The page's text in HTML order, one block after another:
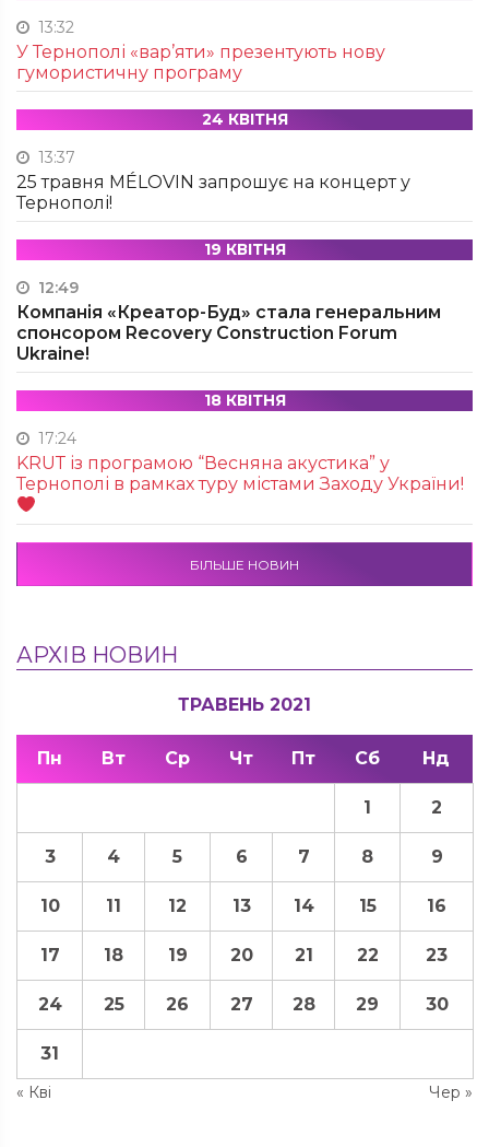
13:32
У Тернополі «вар’яти» презентують нову
гумористичну програму
24 КВІТНЯ
13:37
25 травня MÉLOVIN запрошує на концерт у
Тернополі!
19 КВІТНЯ
12:49
Компанія «Креатор-Буд» стала генеральним
спонсором Recovery Construction Forum
Ukraine!
18 КВІТНЯ
17:24
KRUТ із програмою “Весняна акустика” у
Тернополі в рамках туру містами Заходу України!
БІЛЬШЕ НОВИН
АРХІВ НОВИН
ТРАВЕНЬ 2021
Пн Вт Ср Чт Пт Сб Нд
« Кві Чер »
1 2
3 4 5 6 7 8 9
10 11 12 13 14 15 16
17 18 19 20 21 22 23
24 25 26 27 28 29 30
31